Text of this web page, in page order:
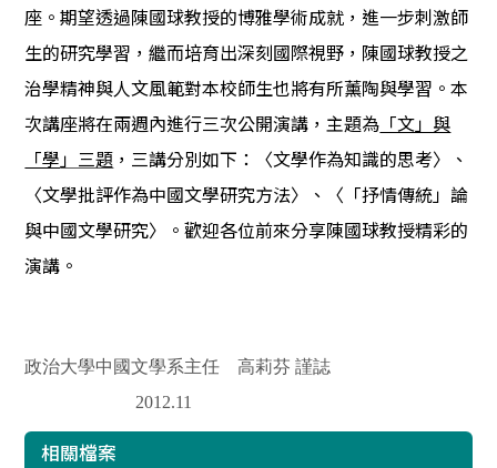
座。期望透過陳國球教授的博雅學術成就，進一步刺激師
生的研究學習，繼而培育出深刻國際視野，陳國球教授之
治學精神與人文風範對本校師生也將有所薰陶與學習。本
次講座將在兩週內進行三次公開演講，主題為 「文」與
「學」三題 ，三講分別如下：〈文學作為知識的思考〉、
〈文學批評作為中國文學研究方法〉、〈「抒情傳統」論
與中國文學研究〉。歡迎各位前來分享陳國球教授精彩的
演講。
政治大學中國文學系主任 高莉芬 謹誌
2012.11
相關檔案